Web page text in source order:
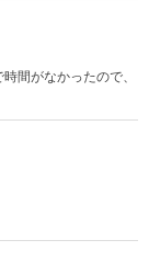
間がなかったので、